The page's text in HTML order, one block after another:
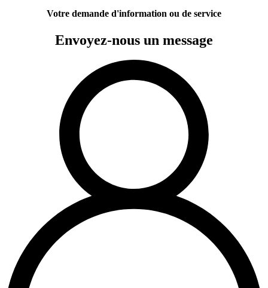
Votre demande d'information ou de service
Envoyez-nous un message